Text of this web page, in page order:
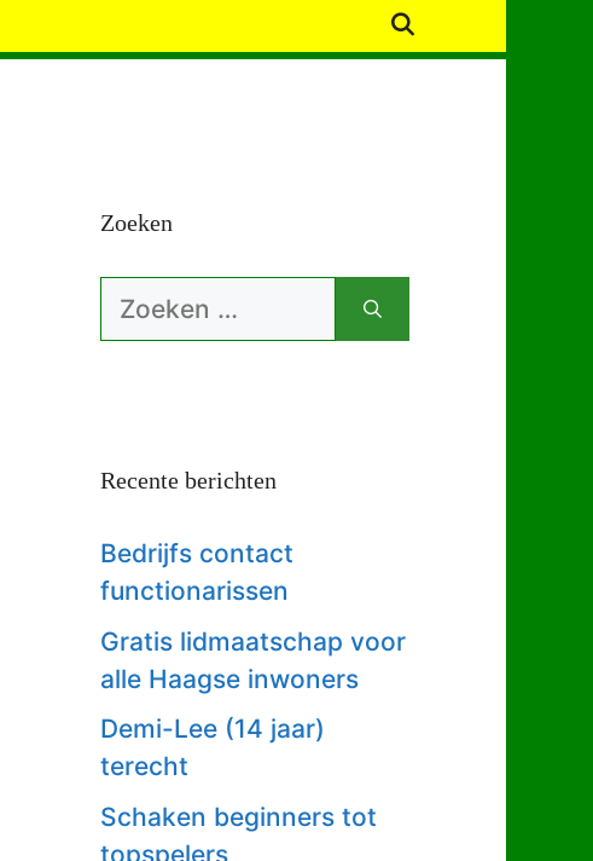
Zoeken
Zoek
naar:
Recente berichten
Bedrijfs contact
functionarissen
Gratis lidmaatschap voor
alle Haagse inwoners
Demi-Lee (14 jaar)
terecht
Schaken beginners tot
topspelers